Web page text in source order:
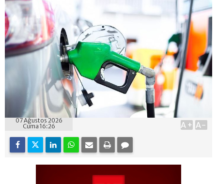
07 Ağustos 2026
Cuma 16:26
A+ A-